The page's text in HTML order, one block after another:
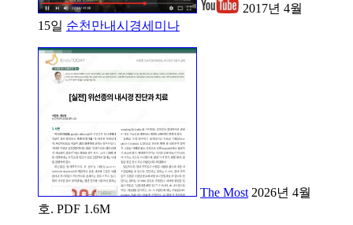
2017년 4월
15일 순천만내시경세미나
The Most 2026년 4월
호. PDF 1.6M